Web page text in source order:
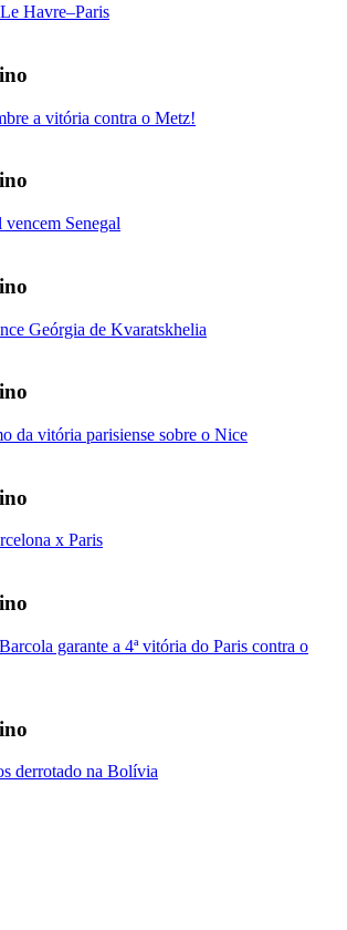
Havre–Paris
a vitória contra o Metz!
Senegal
Geórgia de Kvaratskhelia
da vitória parisiense sobre o Nice
x Paris
garante a 4ª vitória do Paris contra o
derrotado na Bolívia